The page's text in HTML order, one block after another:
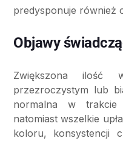
predysponuje również
Objawy
Zwiększona ilość
przezroczystym lub
normalna w trakcie
natomiast wszelkie
koloru, konsystencji